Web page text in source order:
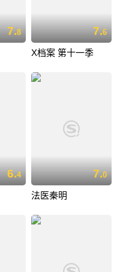
7.8 7.6
X档案 第十一季
6.4 7.0
法医秦明